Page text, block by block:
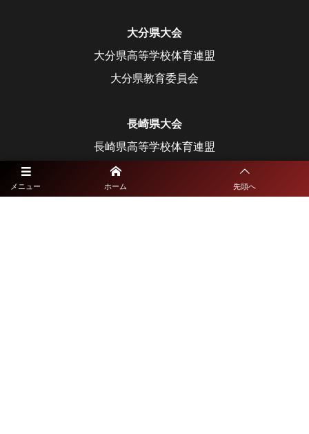
メニュー ホーム 先頭へ
大分県大会
大分県高等学校体育連盟
大分県教育委員会
長崎県大会
長崎県高等学校体育連盟
長崎県教育委員会